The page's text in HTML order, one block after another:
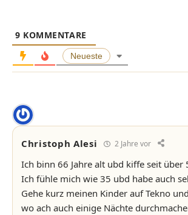
9 KOMMENTARE
Neueste
Christoph Alesi 2 Jahre vor
Ich binn 66 Jahre alt ubd kiffe seit über
Ich fühle mich wie 35 ubd habe auch
Gehe kurz meinen Kinder auf Tekno
wo ach auch einige Nächte